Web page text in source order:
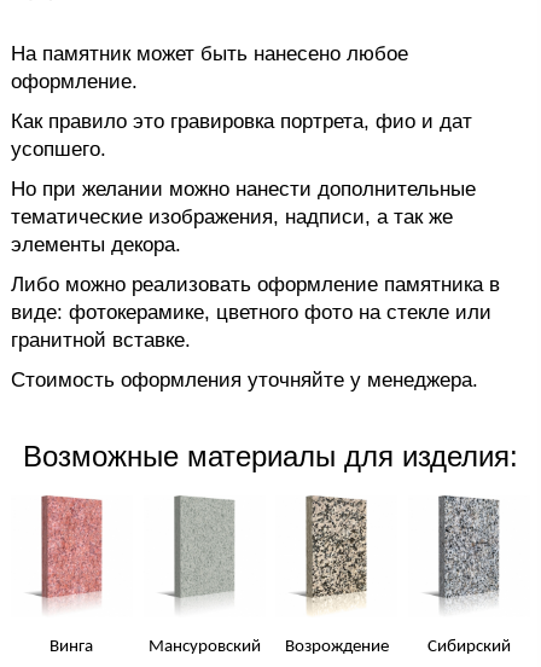
На памятник может быть нанесено любое
оформление.
Как правило это гравировка портрета, фио и дат
усопшего.
Но при желании можно нанести дополнительные
тематические изображения, надписи, а так же
элементы декора.
Либо можно реализовать оформление памятника в
виде: фотокерамике, цветного фото на стекле или
гранитной вставке.
Стоимость оформления уточняйте у менеджера.
Возможные материалы для изделия:
Винга Мансуровский Возрождение Сибирский